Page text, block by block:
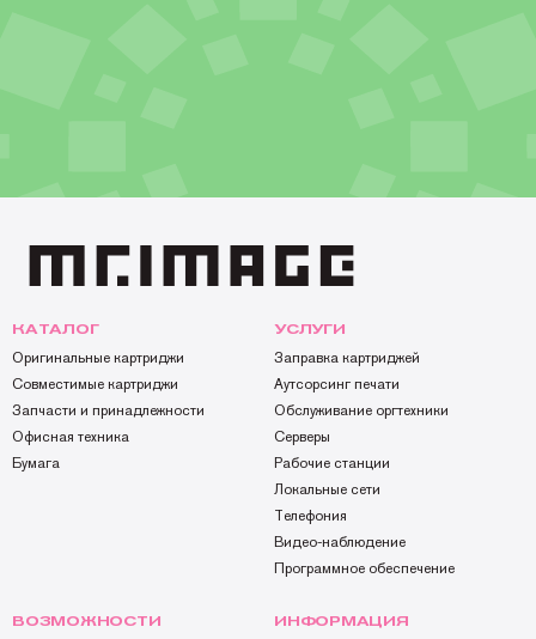
КАТАЛОГ
Оригинальные картриджи
Совместимые картриджи
Запчасти и принадлежности
Офисная техника
Бумага
УСЛУГИ
Заправка картриджей
Аутсорсинг печати
Обслуживание оргтехники
Серверы
Рабочие станции
Локальные сети
Телефония
Видео-наблюдение
Программное обеспечение
ВОЗМОЖНОСТИ ИНФОРМАЦИЯ